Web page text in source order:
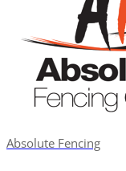
Absolute Fencing